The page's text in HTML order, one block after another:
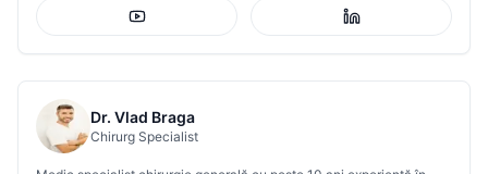
Dr. Vlad Braga
Chirurg Specialist